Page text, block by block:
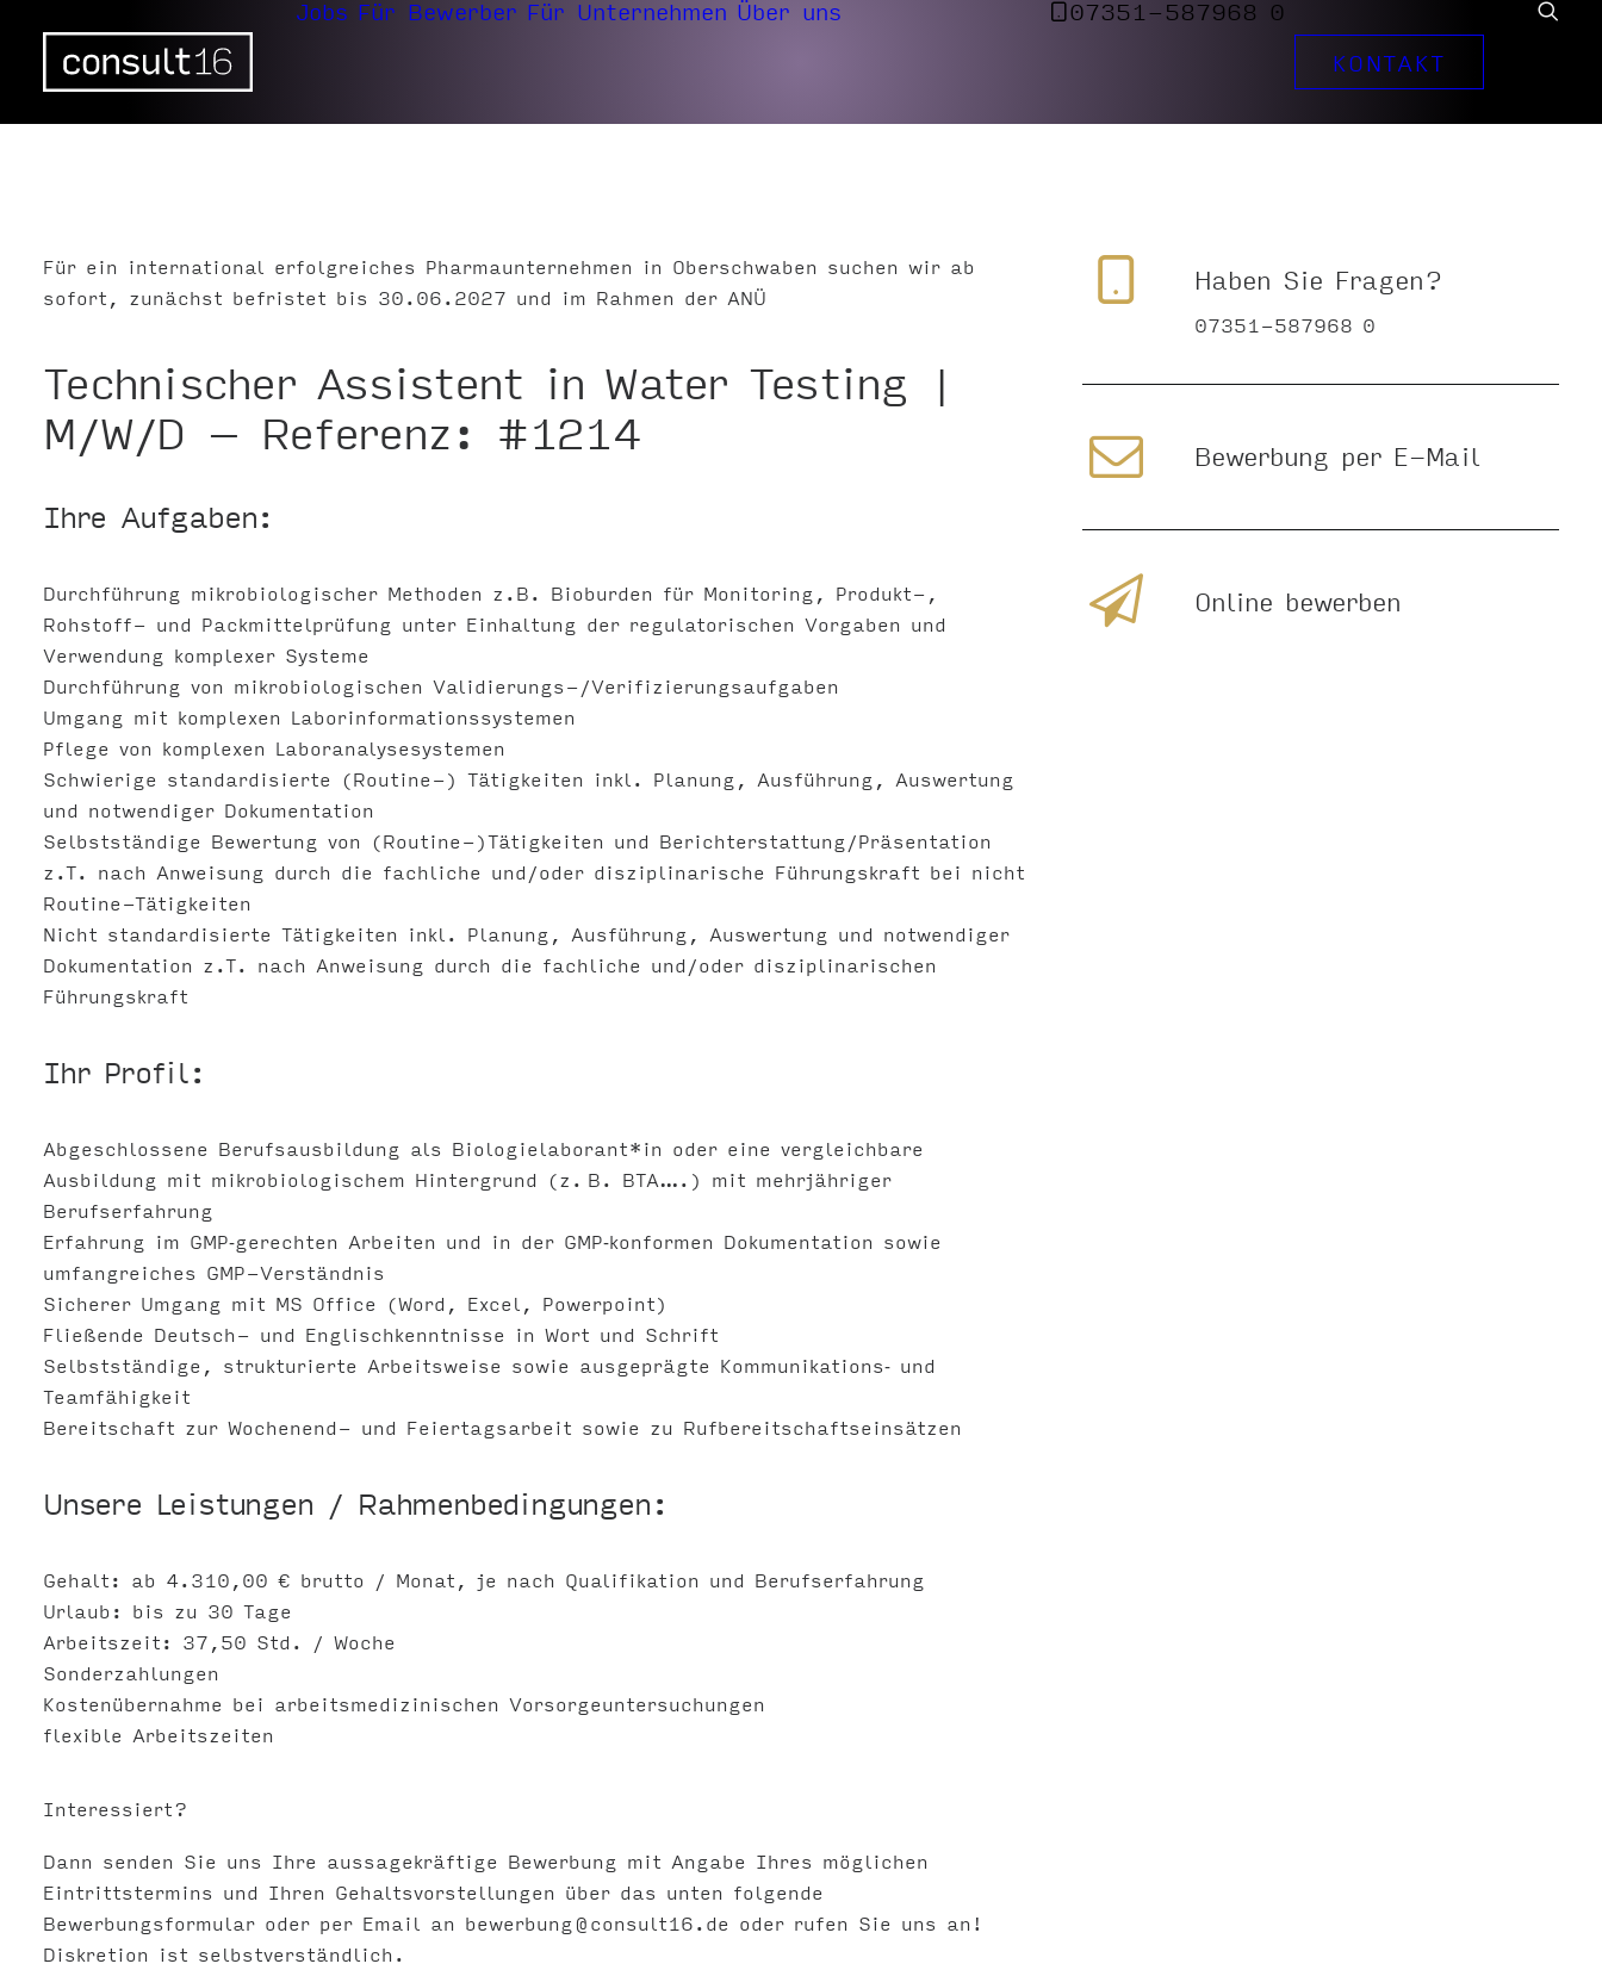
Jobs Für Bewerber Für Unternehmen Über uns
07351-587968 0
KONTAKT
Für ein international erfolgreiches Pharmaunternehmen in Oberschwaben suchen wir ab
sofort, zunächst befristet bis 30.06.2027 und im Rahmen der ANÜ
Technischer Assistent in Water Testing |
M/W/D – Referenz: #1214
Ihre Aufgaben:
Durchführung mikrobiologischer Methoden z.B. Bioburden für Monitoring, Produkt-,
Rohstoff- und Packmittelprüfung unter Einhaltung der regulatorischen Vorgaben und
Verwendung komplexer Systeme
Durchführung von mikrobiologischen Validierungs-/Verifizierungsaufgaben
Umgang mit komplexen Laborinformationssystemen
Pflege von komplexen Laboranalysesystemen
Schwierige standardisierte (Routine-) Tätigkeiten inkl. Planung, Ausführung, Auswertung
und notwendiger Dokumentation
Selbstständige Bewertung von (Routine-)Tätigkeiten und Berichterstattung/Präsentation
z.T. nach Anweisung durch die fachliche und/oder disziplinarische Führungskraft bei nicht
Routine-Tätigkeiten
Nicht standardisierte Tätigkeiten inkl. Planung, Ausführung, Auswertung und notwendiger
Dokumentation z.T. nach Anweisung durch die fachliche und/oder disziplinarischen
Führungskraft
Ihr Profil:
Abgeschlossene Berufsausbildung als Biologielaborant*in oder eine vergleichbare
Ausbildung mit mikrobiologischem Hintergrund (z. B. BTA….) mit mehrjähriger
Berufserfahrung
Erfahrung im GMP‑gerechten Arbeiten und in der GMP‑konformen Dokumentation sowie
umfangreiches GMP-Verständnis
Sicherer Umgang mit MS Office (Word, Excel, Powerpoint)
Fließende Deutsch- und Englischkenntnisse in Wort und Schrift
Selbstständige, strukturierte Arbeitsweise sowie ausgeprägte Kommunikations‑ und
Teamfähigkeit
Bereitschaft zur Wochenend- und Feiertagsarbeit sowie zu Rufbereitschaftseinsätzen
Unsere Leistungen / Rahmenbedingungen:
Gehalt: ab 4.310,00 € brutto / Monat, je nach Qualifikation und Berufserfahrung
Urlaub: bis zu 30 Tage
Arbeitszeit: 37,50 Std. / Woche
Sonderzahlungen
Kostenübernahme bei arbeitsmedizinischen Vorsorgeuntersuchungen
flexible Arbeitszeiten
Interessiert?
Dann senden Sie uns Ihre aussagekräftige Bewerbung mit Angabe Ihres möglichen
Eintrittstermins und Ihren Gehaltsvorstellungen über das unten folgende
Bewerbungsformular oder per Email an bewerbung@consult16.de oder rufen Sie uns an!
Diskretion ist selbstverständlich.
Haben Sie Fragen?
07351-587968 0
Bewerbung per E-Mail
Online bewerben